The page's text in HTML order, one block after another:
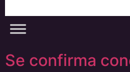
Se confirma